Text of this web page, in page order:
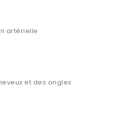
artérielle
et des ongles